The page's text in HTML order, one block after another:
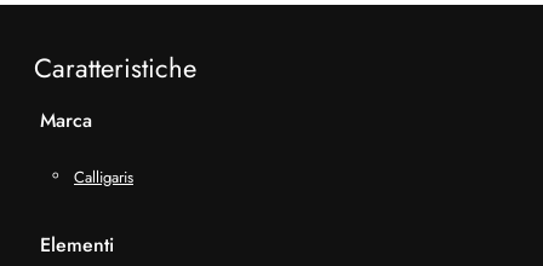
Caratteristiche
Marca
Calligaris
Elementi